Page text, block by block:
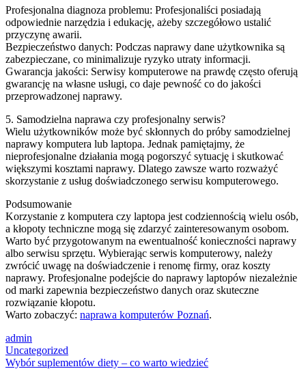
Profesjonalna diagnoza problemu: Profesjonaliści posiadają
odpowiednie narzędzia i edukację, ażeby szczegółowo ustalić
przyczynę awarii.
Bezpieczeństwo danych: Podczas naprawy dane użytkownika są
zabezpieczane, co minimalizuje ryzyko utraty informacji.
Gwarancja jakości: Serwisy komputerowe na prawdę często oferują
gwarancję na własne usługi, co daje pewność co do jakości
przeprowadzonej naprawy.
5. Samodzielna naprawa czy profesjonalny serwis?
Wielu użytkowników może być skłonnych do próby samodzielnej
naprawy komputera lub laptopa. Jednak pamiętajmy, że
nieprofesjonalne działania mogą pogorszyć sytuację i skutkować
większymi kosztami naprawy. Dlatego zawsze warto rozważyć
skorzystanie z usług doświadczonego serwisu komputerowego.
Podsumowanie
Korzystanie z komputera czy laptopa jest codziennością wielu osób,
a kłopoty techniczne mogą się zdarzyć zainteresowanym osobom.
Warto być przygotowanym na ewentualność konieczności naprawy
albo serwisu sprzętu. Wybierając serwis komputerowy, należy
zwrócić uwagę na doświadczenie i renomę firmy, oraz koszty
naprawy. Profesjonalne podejście do naprawy laptopów niezależnie
od marki zapewnia bezpieczeństwo danych oraz skuteczne
rozwiązanie kłopotu.
Warto zobaczyć: naprawa komputerów Poznań.
admin
Uncategorized
Post
Wybór suplementów diety – co warto wiedzieć